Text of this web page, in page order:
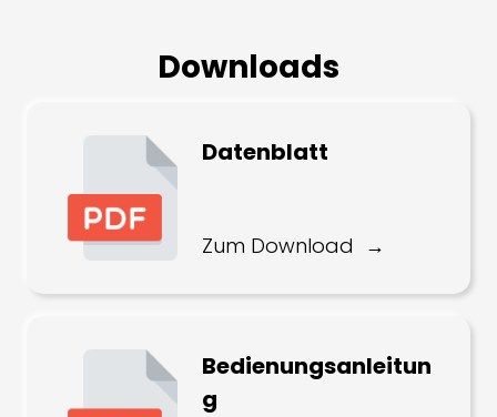
Downloads
Datenblatt
Zum Download
Bedienungsanleitun
g